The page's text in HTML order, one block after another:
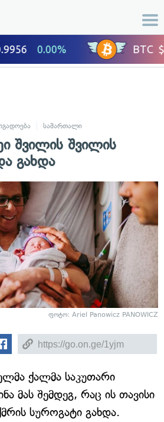
სამართალი
შვილის შვილის
გახდა
ფოტო: Ariel Panowicz PANOWICZ
ქალმა საკუთარი
მას შემდეგ, რაც ის თავისი
სუროგატი გახდა.